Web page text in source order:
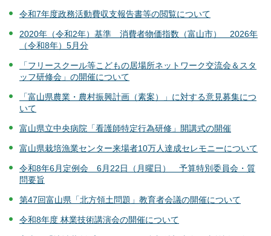
令和7年度政務活動費収支報告書等の閲覧について
2020年（令和2年）基準 消費者物価指数（富山市） 2026年
（令和8年）5月分
「フリースクール等こどもの居場所ネットワーク交流会＆スタ
ッフ研修会」の開催について
「富山県農業・農村振興計画（素案）」に対する意見募集につ
いて
富山県立中央病院「看護師特定行為研修」開講式の開催
富山県栽培漁業センター来場者10万人達成セレモニーについて
令和8年6月定例会 6月22日（月曜日） 予算特別委員会・質
問要旨
第47回富山県「北方領土問題」教育者会議の開催について
令和8年度 林業技術講演会の開催について